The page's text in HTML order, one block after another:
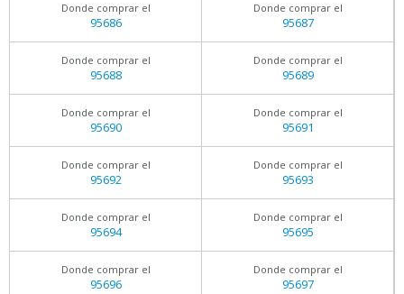
Donde comprar el
95686
Donde comprar el
95687
Donde comprar el
95688
Donde comprar el
95689
Donde comprar el
95690
Donde comprar el
95691
Donde comprar el
95692
Donde comprar el
95693
Donde comprar el
95694
Donde comprar el
95695
Donde comprar el
95696
Donde comprar el
95697